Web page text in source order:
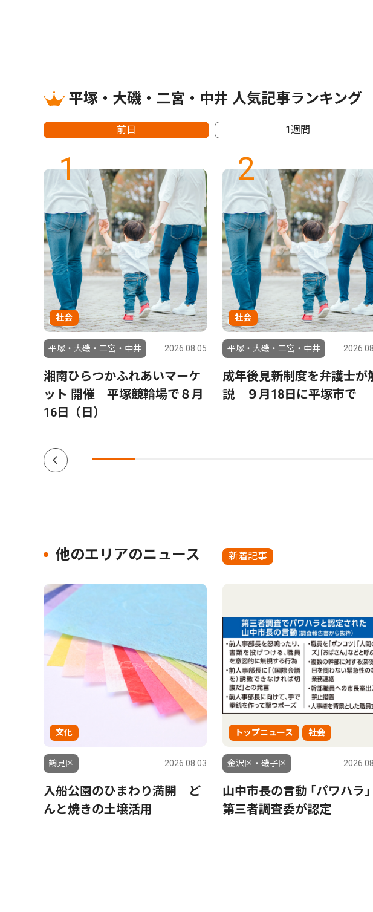
平塚・大磯・二宮・中井 人気記事ランキング
前日 1週間
1
社会
平塚・大磯・二宮・中井 2026.08.05
湘南ひらつかふれあいマーケ
ット 開催 平塚競輪場で８月
16日（日）
2
社会
平塚・大磯・二宮・中井
成年後見新制度を弁護士が
説 ９月18日に平塚市で
他のエリアのニュース 新着記事
文化
鶴見区 2026.08.03
入船公園のひまわり満開 ど
んと焼きの土壌活用
トップニュース 社会
金沢区・磯子区
山中市長の言動 ｢パワハラ
第三者調査委が認定